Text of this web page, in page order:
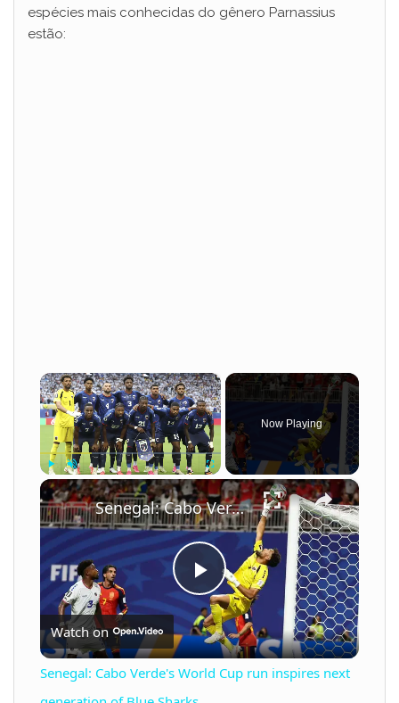
espécies mais conhecidas do gênero Parnassius
estão:
×
Play Unmute Fullscreen
Now Playing
×
P
l
Senegal: Cabo Verde's World Cup run inspires next generation of Blue Sharks.
Watch on
Senegal: Cabo Verde's World Cup run inspires next